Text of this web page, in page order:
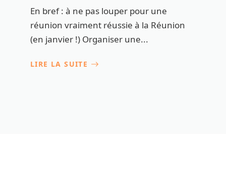
En bref : à ne pas louper pour une
réunion vraiment réussie à la Réunion
(en janvier !) Organiser une...
LIRE LA SUITE